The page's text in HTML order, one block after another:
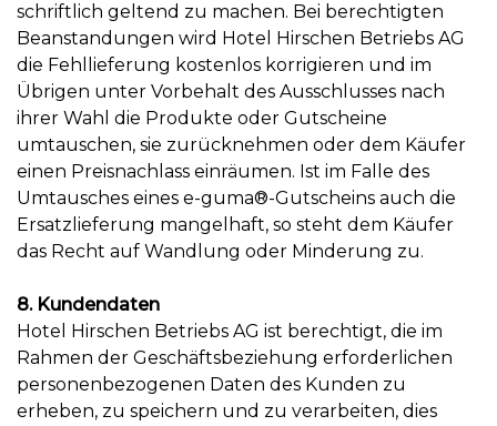
schriftlich geltend zu machen. Bei berechtigten
Beanstandungen wird Hotel Hirschen Betriebs AG
die Fehllieferung kostenlos korrigieren und im
Übrigen unter Vorbehalt des Ausschlusses nach
ihrer Wahl die Produkte oder Gutscheine
umtauschen, sie zurücknehmen oder dem Käufer
einen Preisnachlass einräumen. Ist im Falle des
Umtausches eines e-guma®-Gutscheins auch die
Ersatzlieferung mangelhaft, so steht dem Käufer
das Recht auf Wandlung oder Minderung zu.
8. Kundendaten
Hotel Hirschen Betriebs AG ist berechtigt, die im
Rahmen der Geschäftsbeziehung erforderlichen
personenbezogenen Daten des Kunden zu
erheben, zu speichern und zu verarbeiten, dies